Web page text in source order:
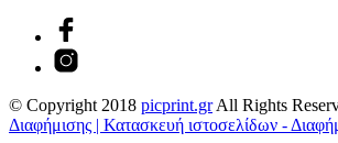
© Copyright 2018 picprint.grAll Rights
Διαφήμισης | Κατασκευή ιστοσελίδων -